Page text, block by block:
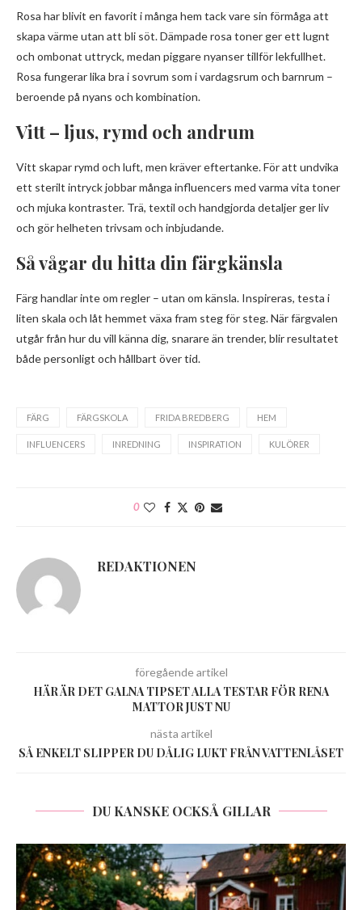
Rosa har blivit en favorit i många hem tack vare sin förmåga att
skapa värme utan att bli söt. Dämpade rosa toner ger ett lugnt
och ombonat uttryck, medan piggare nyanser tillför lekfullhet.
Rosa fungerar lika bra i sovrum som i vardagsrum och barnrum –
beroende på nyans och kombination.
Vitt – ljus, rymd och andrum
Vitt skapar rymd och luft, men kräver eftertanke. För att undvika
ett sterilt intryck jobbar många influencers med varma vita toner
och mjuka kontraster. Trä, textil och handgjorda detaljer ger liv
och gör helheten trivsam och inbjudande.
Så vågar du hitta din färgkänsla
Färg handlar inte om regler – utan om känsla. Inspireras, testa i
liten skala och låt hemmet växa fram steg för steg. När färgvalen
utgår från hur du vill känna dig, snarare än trender, blir resultatet
både personligt och hållbart över tid.
FÄRG FÄRGSKOLA FRIDA BREDBERG HEM
INFLUENCERS INREDNING INSPIRATION KULÖRER
0
REDAKTIONEN
föregående artikel
HÄR ÄR DET GALNA TIPSET ALLA TESTAR FÖR RENA
MATTOR JUST NU
nästa artikel
SÅ ENKELT SLIPPER DU DÅLIG LUKT FRÅN VATTENLÅSET
DU KANSKE OCKSÅ GILLAR